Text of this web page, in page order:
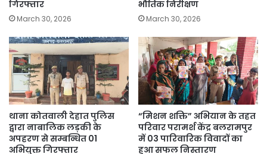
गिरफ्तार
March 30, 2026
भौतिक निरीक्षण
March 30, 2026
थाना कोतवाली देहात पुलिस
द्वारा नाबालिक लड़की के
अपहरण से सम्बन्धित 01
अभियुक्त गिरफ्तार
“मिशन शक्ति” अभियान के तहत
परिवार परामर्श केंद्र बलरामपुर
में 03 पारिवारिक विवादों का
हुआ सफल निस्तारण